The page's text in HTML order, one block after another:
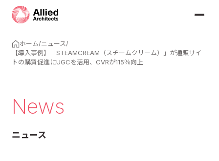
ホーム/ニュース/
【導入事例】「STEAMCREAM（スチームクリーム）」が通販サイ
トの購買促進にUGCを活用、CVRが115％向上
News
ニュース